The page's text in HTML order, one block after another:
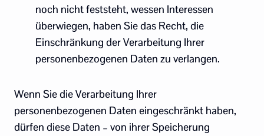
noch nicht feststeht, wessen Interessen
überwiegen, haben Sie das Recht, die
Einschränkung der Verarbeitung Ihrer
personenbezogenen Daten zu verlangen.
Wenn Sie die Verarbeitung Ihrer
personenbezogenen Daten eingeschränkt haben,
dürfen diese Daten – von ihrer Speicherung